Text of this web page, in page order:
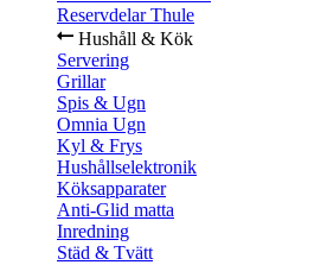
Reservdelar Thule
Hushåll & Kök
Servering
Grillar
Spis & Ugn
Omnia Ugn
Kyl & Frys
Hushållselektronik
Köksapparater
Anti-Glid matta
Inredning
Städ & Tvätt